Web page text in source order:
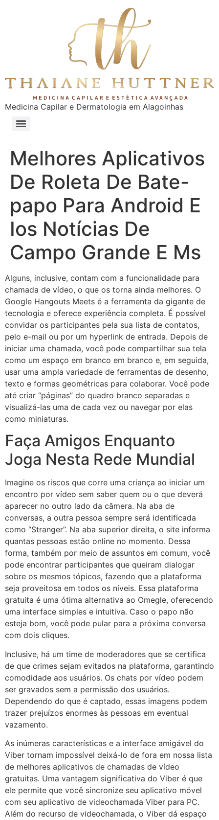
Medicina Capilar e Dermatologia em Alagoinhas
Melhores Aplicativos
De Roleta De Bate-
papo Para Android E
Ios Notícias De
Campo Grande E Ms
Alguns, inclusive, contam com a funcionalidade para
chamada de vídeo, o que os torna ainda melhores. O
Google Hangouts Meets é a ferramenta da gigante de
tecnologia e oferece experiência completa. É possível
convidar os participantes pela sua lista de contatos,
pelo e-mail ou por um hyperlink de entrada. Depois de
iniciar uma chamada, você pode compartilhar sua tela
como um espaço em branco em branco e, em seguida,
usar uma ampla variedade de ferramentas de desenho,
texto e formas geométricas para colaborar. Você pode
até criar “páginas” do quadro branco separadas e
visualizá-las uma de cada vez ou navegar por elas
como miniaturas.
Faça Amigos Enquanto
Joga Nesta Rede Mundial
Imagine os riscos que corre uma criança ao iniciar um
encontro por vídeo sem saber quem ou o que deverá
aparecer no outro lado da câmera. Na aba de
conversas, a outra pessoa sempre será identificada
como “Stranger”. Na aba superior direita, o site informa
quantas pessoas estão online no momento. Dessa
forma, também por meio de assuntos em comum, você
pode encontrar participantes que queiram dialogar
sobre os mesmos tópicos, fazendo que a plataforma
seja proveitosa em todos os níveis. Essa plataforma
gratuita é uma ótima alternativa ao Omegle, oferecendo
uma interface simples e intuitiva. Caso o papo não
esteja bom, você pode pular para a próxima conversa
com dois cliques.
Inclusive, há um time de moderadores que se certifica
de que crimes sejam evitados na plataforma, garantindo
comodidade aos usuários. Os chats por vídeo podem
ser gravados sem a permissão dos usuários.
Dependendo do que é captado, essas imagens podem
trazer prejuízos enormes às pessoas em eventual
vazamento.
As inúmeras características e a interface amigável do
Viber tornam impossível deixá-lo de fora em nossa lista
de melhores aplicativos de chamadas de vídeo
gratuitas. Uma vantagem significativa do Viber é que
ele permite que você sincronize seu aplicativo móvel
com seu aplicativo de videochamada Viber para PC.
Além do recurso de videochamada, o Viber dá espaço